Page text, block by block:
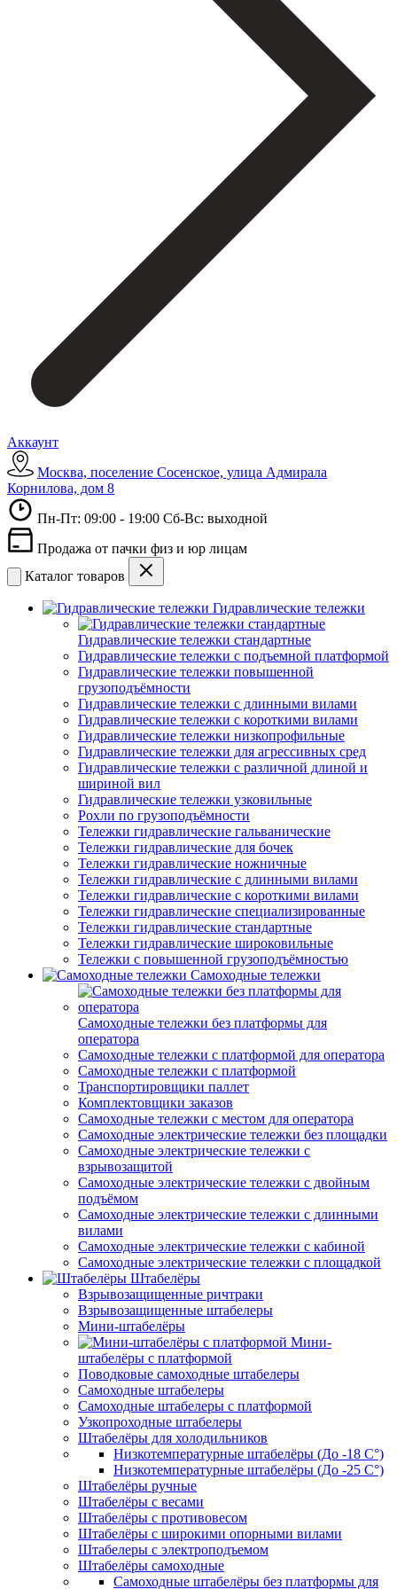
Аккаунт
Москва, поселение Сосенское, улица Адмирала
Корнилова, дом 8
Пн-Пт: 09:00 - 19:00 Сб-Вс: выходной
Продажа от пачки физ и юр лицам
Каталог товаров
Гидравлические тележки
Гидравлические тележки стандартные
Гидравлические тележки с подъемной платформой
Гидравлические тележки повышенной
грузоподъёмности
Гидравлические тележки с длинными вилами
Гидравлические тележки с короткими вилами
Гидравлические тележки низкопрофильные
Гидравлические тележки для агрессивных сред
Гидравлические тележки с различной длиной и
шириной вил
Гидравлические тележки узковильные
Рохли по грузоподъёмности
Тележки гидравлические гальванические
Тележки гидравлические для бочек
Тележки гидравлические ножничные
Тележки гидравлические с длинными вилами
Тележки гидравлические с короткими вилами
Тележки гидравлические специализированные
Тележки гидравлические стандартные
Тележки гидравлические широковильные
Тележки с повышенной грузоподъёмностью
Самоходные тележки
Самоходные тележки без платформы для
оператора
Самоходные тележки с платформой для оператора
Самоходные тележки с платформой
Транспортировщики паллет
Комплектовщики заказов
Самоходные тележки с местом для оператора
Самоходные электрические тележки без площадки
Самоходные электрические тележки с
взрывозащитой
Самоходные электрические тележки с двойным
подъёмом
Самоходные электрические тележки с длинными
вилами
Самоходные электрические тележки с кабиной
Самоходные электрические тележки с площадкой
Штабелёры
Взрывозащищенные ричтраки
Взрывозащищенные штабелеры
Мини-штабелёры
Мини-
штабелёры с платформой
Поводковые самоходные штабелеры
Самоходные штабелеры
Самоходные штабелеры с платформой
Узкопроходные штабелеры
Штабелёры для холодильников
Низкотемпературные штабелёры (До -18 C°)
Низкотемпературные штабелёры (До -25 C°)
Штабелёры ручные
Штабелёры с весами
Штабелёры с противовесом
Штабелёры с широкими опорными вилами
Штабелеры с электроподъемом
Штабелёры самоходные
Самоходные штабелёры без платформы для